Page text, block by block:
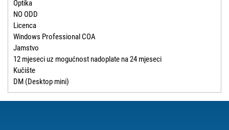
Optika
NO ODD
Licenca
Windows Professional COA
Jamstvo
12 mjeseci uz mogućnost nadoplate na 24 mjeseci
Kučište
DM (Desktop mini)